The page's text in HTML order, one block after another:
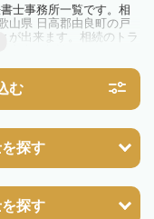
士事務所一覧です。相
山県 日高郡由良町の戸
が出来ます。相続のトラ
書士に相談してみましょ
む
探す
探す